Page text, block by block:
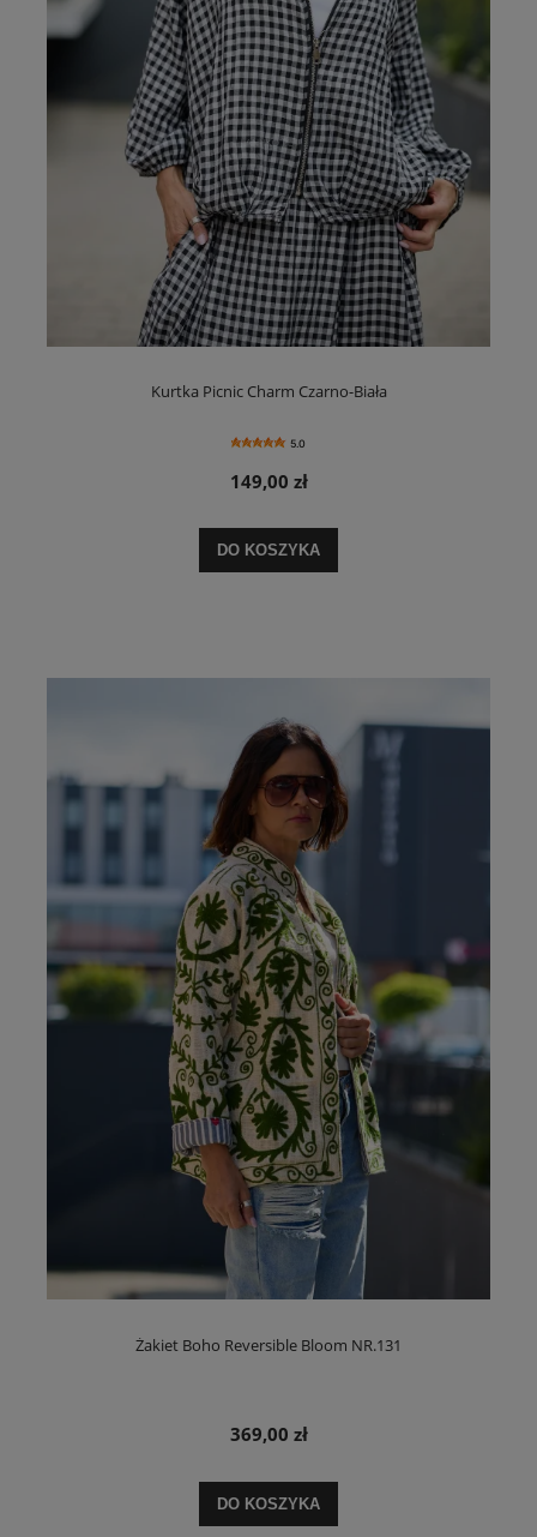
Kurtka Picnic Charm Czarno-Biała
5.0
149,00 zł
DO KOSZYKA
Żakiet Boho Reversible Bloom NR.131
369,00 zł
DO KOSZYKA